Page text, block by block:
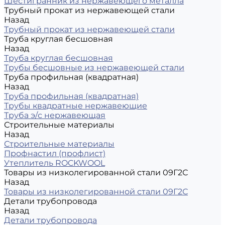
Трубный прокат из нержавеющей стали
Назад
Трубный прокат из нержавеющей стали
Труба круглая бесшовная
Назад
Труба круглая бесшовная
Трубы бесшовные из нержавеющей стали
Труба профильная (квадратная)
Назад
Труба профильная (квадратная)
Трубы квадратные нержавеющие
Труба э/с нержавеющая
Строительные материалы
Назад
Строительные материалы
Профнастил (профлист)
Утеплитель ROCKWOOL
Товары из низколегированной стали 09Г2С
Назад
Товары из низколегированной стали 09Г2С
Детали трубопровода
Назад
Детали трубопровода